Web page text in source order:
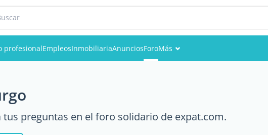
profesionalEmpleosInmobiliariaAnunciosForoMás
Fotos
tus preguntas en el foro solidario de expat.com.